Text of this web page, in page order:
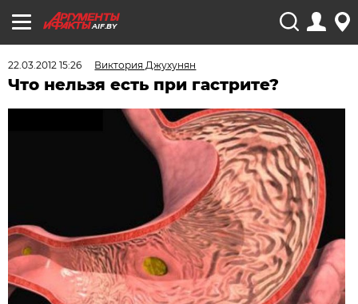
AIF.BY
22.03.2012 15:26 Виктория Джухунян
Что нельзя есть при гастрите?